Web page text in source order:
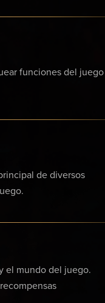
funciones del juego
de diversos
el mundo del juego.